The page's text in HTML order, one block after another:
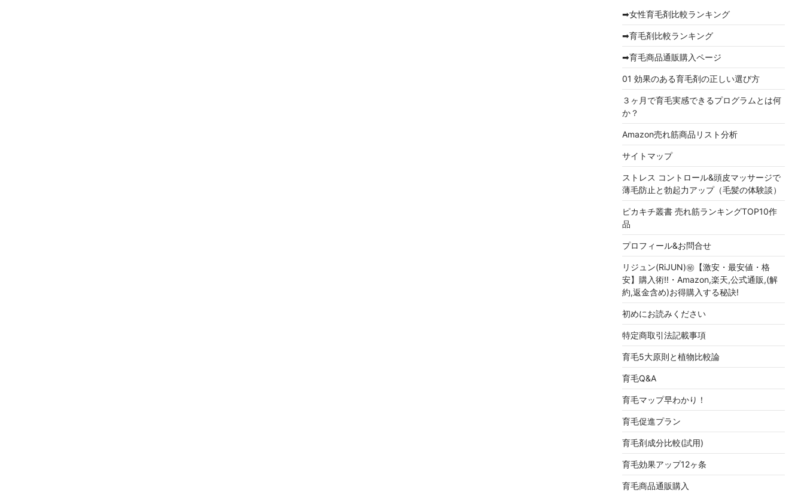
➡女性育毛剤比較ランキング
➡育毛剤比較ランキング
➡育毛商品通販購入ページ
01 効果のある育毛剤の正しい選び方
３ヶ月で育毛実感できるプログラムとは何
か？
Amazon売れ筋商品リスト分析
サイトマップ
ストレス コントロール&頭皮マッサージで
薄毛防止と勃起力アップ（毛髪の体験談）
ピカキチ叢書 売れ筋ランキングTOP10作
品
プロフィール&お問合せ
リジュン(RiJUN)㊙【激安・最安値・格
安】購入術!!・Amazon,楽天,公式通販,(解
約,返金含め)お得購入する秘訣!
初めにお読みください
特定商取引法記載事項
育毛5大原則と植物比較論
育毛Q&A
育毛マップ早わかり！
育毛促進プラン
育毛剤成分比較(試用)
育毛効果アップ12ヶ条
育毛商品通販購入